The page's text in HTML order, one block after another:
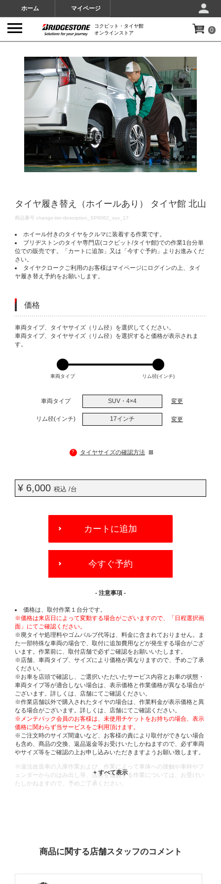
ホーム マイページ
コクピット・タイヤ館
オンラインストア
0
タイヤ履き替え（ホイールあり） タイヤ館 北山
DETAILS
商品番号 change-tire-desorption_SP6062_suv_17
ホイール付きのタイヤをクルマに装着する作業です。
ブリヂストンのタイヤ専門店(コクピット/タイヤ館)での作業1台分単
位での販売です。「カートに追加」又は「今すぐ予約」よりお進みくだ
さい。
タイヤクロークご利用のお客様はマイページにログインの上、タイ
ヤ履き替え予約をお願いします。
価格
VARIATIONS
車両タイプ、タイヤサイズ（リム径）を選択してください。
車両タイプ、タイヤサイズ（リム径）を選択すると価格が表示されま
す。
車両タイプ リム径(インチ)
車両タイプ SUV・4×4 変更
リム径(インチ) 17インチ 変更
? タイヤサイズの確認方法
¥ 6,000 税込 /台
OPTIONS
カートに追加
今すぐ予約
- 注意事項 -
価格は、取付作業１台分です。
※価格は来店日によって変動する場合がございますので、「日程選択画
面」にてご確認ください。
※廃タイヤ処理料やゴムバルブ代等は、料金に含まれておりません。ま
た一部特殊な車両の場合で、取付に追加費用などが発生する場合がござ
います。作業前に、取付店舗で必ずご確認をお願いいたします。
※店舗、車両タイプ、サイズにより価格が異なりますので、予めご了承
ください。
※お車を店頭で確認し、ご選択いただいたサービス内容とお車の状態・
車両タイプ等が適合しない場合は、表示価格と作業価格が異なる場合が
ございます。詳しくは、店舗にてご確認ください。
※作業店舗以外で購入されたタイヤの場合は、作業料金が表示価格と異
なる場合がございます。詳しくは、店舗にてご確認ください。
※メンテパック会員のお客様は、未使用チケットをお持ちの場合、表示
価格に関わらず当サービスをご利用頂けます。
※ご注文時のサイズ間違いなど、お客様の責により取付ができない場合
も含め、商品の交換、返品返金等お受けいたしかねますので、必ず車両
やサイズ等をご確認の上お申し込みいただきますようお願い致します。
※違法改造車の入庫作業および、作業によって車体への接触や車枠やフ
ェンダーからのはみ出し等、法規を逸脱する作業については、お受けい
たしかねますので、予めご了承ください。
商品に関する店舗スタッフのコメント